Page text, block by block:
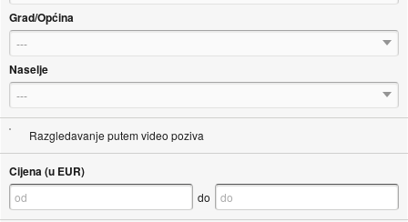
Grad/Općina
---
Naselje
---
Razgledavanje putem video poziva
Cijena (u EUR)
do